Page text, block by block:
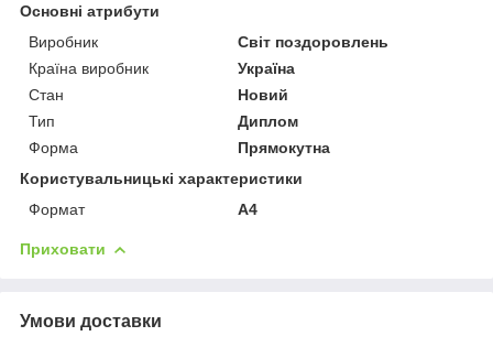
Основні атрибути
Виробник
Світ поздоровлень
Країна виробник
Україна
Стан
Новий
Тип
Диплом
Форма
Прямокутна
Користувальницькі характеристики
Формат
А4
Приховати
Умови доставки